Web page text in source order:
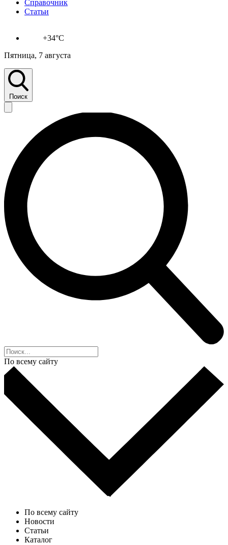
Справочник
Статьи
+34°C
Пятница, 7 августа
Поиск
По всему сайту
По всему сайту
Новости
Статьи
Каталог